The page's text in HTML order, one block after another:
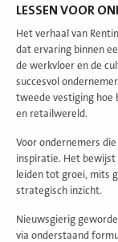
LESSEN VOOR
Het verhaal van
dat ervaring binnen
de werkvloer en de
succesvol
tweede vestiging hoe
en retailwereld.
Voor ondernemers
inspiratie. Het
leiden tot groei, mits
strategisch inzicht.
Nieuwsgierig
via onderstaand